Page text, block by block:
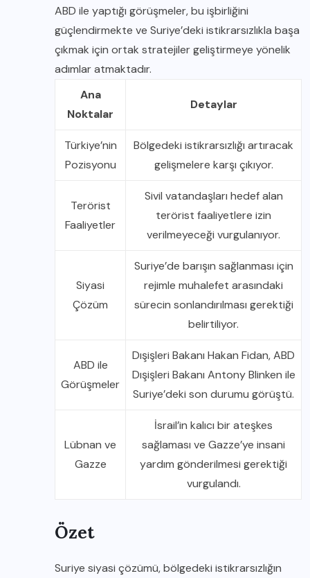
ABD ile yaptığı görüşmeler, bu işbirliğini
güçlendirmekte ve Suriye’deki istikrarsızlıkla başa
çıkmak için ortak stratejiler geliştirmeye yönelik
adımlar atmaktadır.
Ana
Noktalar
Detaylar
Türkiye’nin
Pozisyonu
Bölgedeki istikrarsızlığı artıracak
gelişmelere karşı çıkıyor.
Terörist
Faaliyetler
Sivil vatandaşları hedef alan
terörist faaliyetlere izin
verilmeyeceği vurgulanıyor.
Siyasi
Çözüm
Suriye’de barışın sağlanması için
rejimle muhalefet arasındaki
sürecin sonlandırılması gerektiği
belirtiliyor.
ABD ile
Görüşmeler
Dışişleri Bakanı Hakan Fidan, ABD
Dışişleri Bakanı Antony Blinken ile
Suriye’deki son durumu görüştü.
Lübnan ve
Gazze
İsrail’in kalıcı bir ateşkes
sağlaması ve Gazze’ye insani
yardım gönderilmesi gerektiği
vurgulandı.
Özet
Suriye siyasi çözümü, bölgedeki istikrarsızlığın